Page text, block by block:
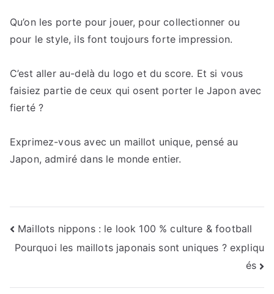
Qu’on les porte pour jouer, pour collectionner ou
pour le style, ils font toujours forte impression.
C’est aller au-delà du logo et du score. Et si vous
faisiez partie de ceux qui osent porter le Japon avec
fierté ?
Exprimez-vous avec un maillot unique, pensé au
Japon, admiré dans le monde entier.
Navigation
de
l’article
Maillots nippons : le look 100 % culture & football
Pourquoi les maillots japonais sont uniques ? expliqu
és